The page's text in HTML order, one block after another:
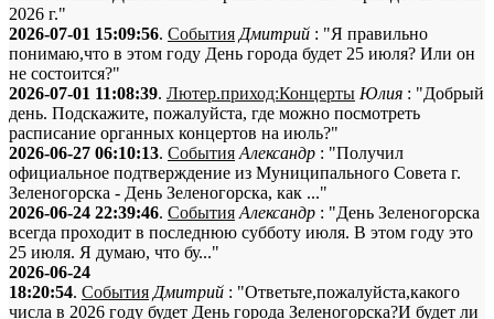
2026 г."
2026-07-01 15:09:56. События Дмитрий : "Я правильно
понимаю,что в этом году День города будет 25 июля? Или он
не состоится?"
2026-07-01 11:08:39. Лютер.приход:Концерты Юлия : "Добрый
день. Подскажите, пожалуйста, где можно посмотреть
расписание органных концертов на июль?"
2026-06-27 06:10:13. События Александр : "Получил
официальное подтверждение из Муниципального Совета г.
Зеленогорска - День Зеленогорска, как ..."
2026-06-24 22:39:46. События Александр : "День Зеленогорска
всегда проходит в последнюю субботу июля. В этом году это
25 июля. Я думаю, что бу..."
2026-06-24
18:20:54. События Дмитрий : "Ответьте,пожалуйста,какого
числа в 2026 году будет День города Зеленогорска?И будет ли